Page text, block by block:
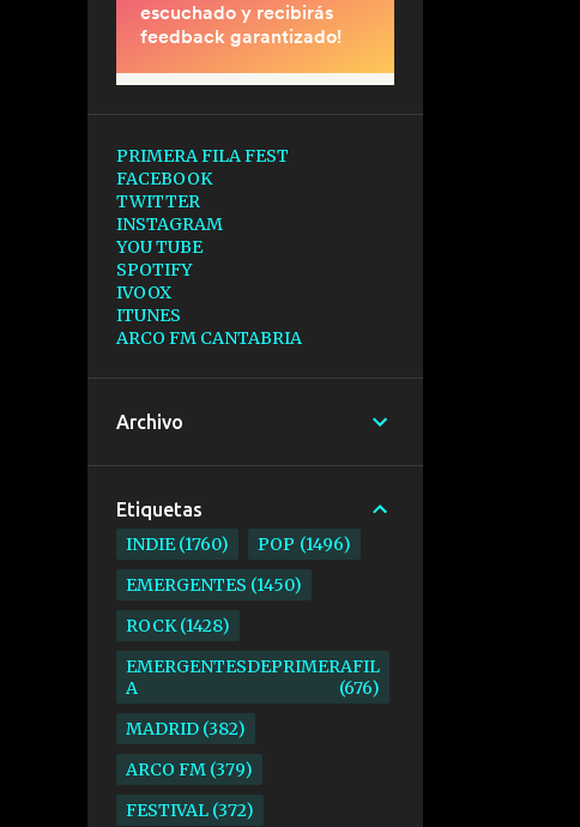
PRIMERA FILA FEST
FACEBOOK
TWITTER
INSTAGRAM
YOU TUBE
SPOTIFY
IVOOX
ITUNES
ARCO FM CANTABRIA
Archivo
Etiquetas
INDIE 1760 POP 1496
EMERGENTES 1450
ROCK 1428
EMERGENTESDEPRIMERAFIL
A
676
MADRID 382
ARCO FM 379
FESTIVAL 372